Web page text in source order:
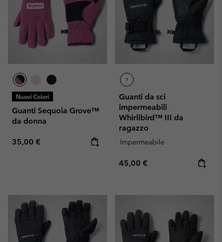
Nuovi Colori
Guanti Sequoia Grove™
da donna
Regular price:
35,00 €
Guanti da sci
impermeabili
Whirlibird™ III da
ragazzo
Impermeabile
Regular price:
45,00 €